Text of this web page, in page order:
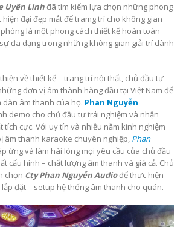
Uyên Linhđã tìm kiếm lựa chọn những phong
hiện đại đẹp mắt để tramg trí cho không gian
là một phong cách thiết kế hoàn toàn
đa dạng trong những không gian giải trí dành
về thiết kế – trang trí nội thất, chủ đầu tư
đơn vị âm thành hàng đầu tại Việt Nam để
dàn âm thanh của họ. Phan Nguyễn
demo cho chủ đầu tư trải nghiệm và nhận
cực. Với uy tín và nhiều năm kinh nghiệm
âm thanh karaoke chuyên nghiệp, Phan
ứng và làm hài lòng mọi yêu cầu của chủ đầu
cấu hình – chất lượng âm thanh và giá cả. Chủ
chọn Cty Phan Nguyễn Audiođể thực hiện
đặt – setup hệ thống âm thanh cho quán.